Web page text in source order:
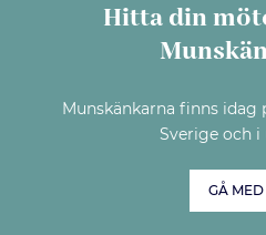
Hitta din
Munskänkarna finns idag
Sverige och i
GÅ